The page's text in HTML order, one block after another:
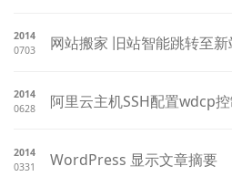
2014
0703
网站搬家 旧站智能跳转至新
2014
0628
阿里云主机SSH配置wdcp
2014
0331
WordPress 显示文章摘要